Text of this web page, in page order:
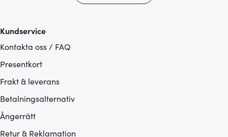
Kundservice
Kontakta oss / FAQ
Presentkort
Frakt & leverans
Betalningsalternativ
Ångerrätt
Retur & Reklamation